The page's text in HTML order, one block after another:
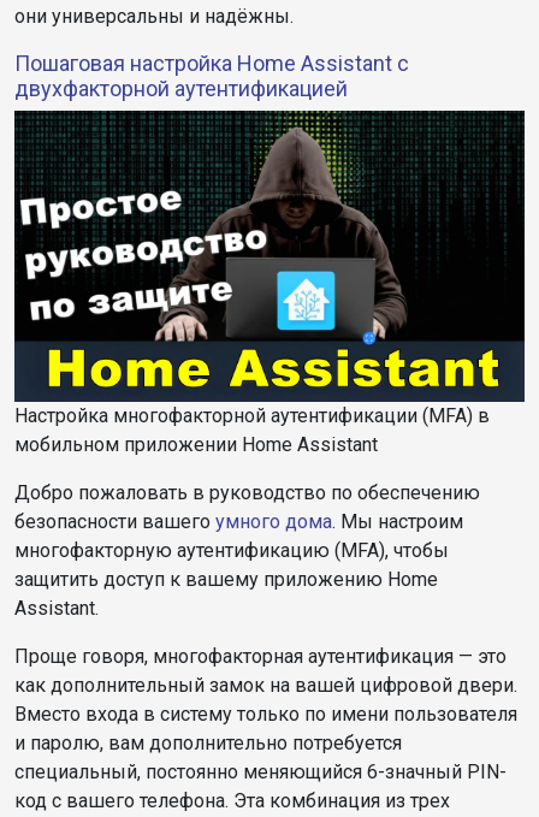
они универсальны и надёжны.
Пошаговая настройка Home Assistant с
двухфакторной аутентификацией
Настройка многофакторной аутентификации (MFA) в
мобильном приложении Home Assistant
Добро пожаловать в руководство по обеспечению
безопасности вашего умного дома. Мы настроим
многофакторную аутентификацию (MFA), чтобы
защитить доступ к вашему приложению Home
Assistant.
Проще говоря, многофакторная аутентификация — это
как дополнительный замок на вашей цифровой двери.
Вместо входа в систему только по имени пользователя
и паролю, вам дополнительно потребуется
специальный, постоянно меняющийся 6-значный PIN-
код с вашего телефона. Эта комбинация из трех